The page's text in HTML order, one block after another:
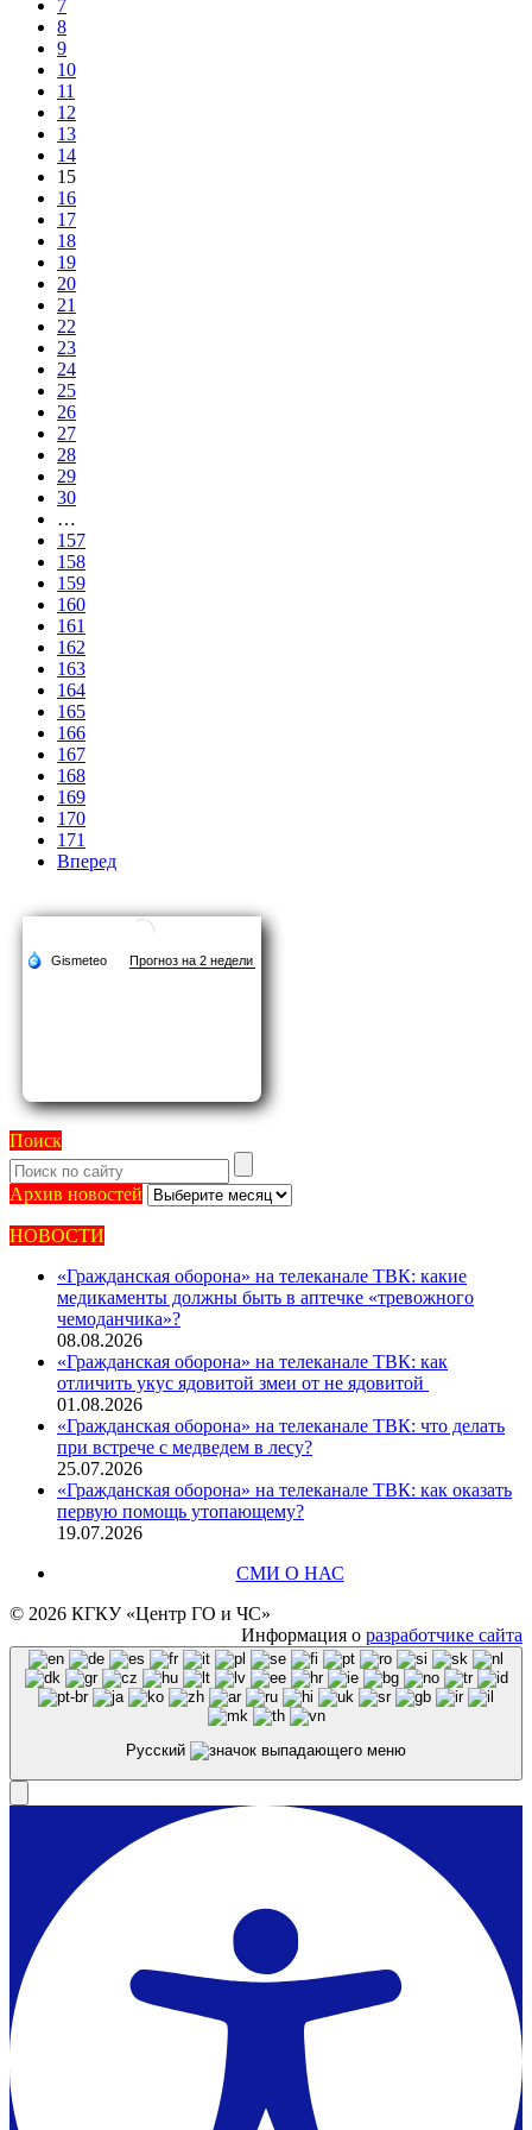
7
8
9
10
11
12
13
14
15
16
17
18
19
20
21
22
23
24
25
26
27
28
29
30
…
157
158
159
160
161
162
163
164
165
166
167
168
169
170
171
Вперед
Поиск
Архив новостей
Архив
НОВОСТИ
«Гражданская оборона» на телеканале ТВК: какие
медикаменты должны быть в аптечке «тревожного
чемоданчика»?
08.08.2026
«Гражданская оборона» на телеканале ТВК: как
отличить укус ядовитой змеи от не ядовитой
01.08.2026
«Гражданская оборона» на телеканале ТВК: что делать
при встрече с медведем в лесу?
25.07.2026
«Гражданская оборона» на телеканале ТВК: как оказать
первую помощь утопающему?
19.07.2026
СМИ О НАС
© 2026 КГКУ «Центр ГО и ЧС»
Информация о разработчике сайта
Русский